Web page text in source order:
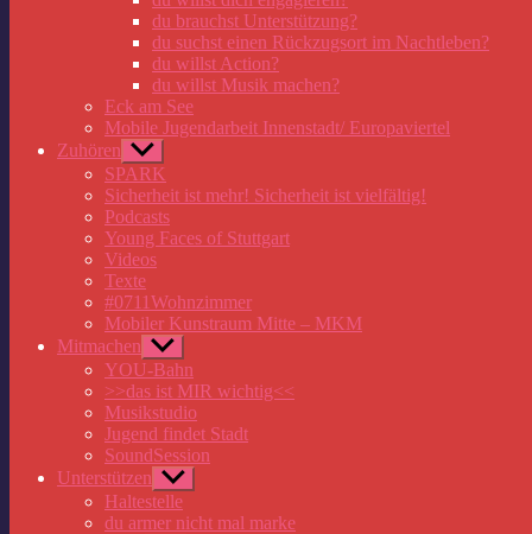
du brauchst Unterstützung?
du suchst einen Rückzugsort im Nachtleben?
du willst Action?
du willst Musik machen?
Eck am See
Mobile Jugendarbeit Innenstadt/ Europaviertel
Zuhören Untermenü
anzeigen
SPARK
Sicherheit ist mehr! Sicherheit ist vielfältig!
Podcasts
Young Faces of Stuttgart
Videos
Texte
#0711Wohnzimmer
Mobiler Kunstraum Mitte – MKM
Mitmachen Untermenü
anzeigen
YOU-Bahn
>>das ist MIR wichtig<<
Musikstudio
Jugend findet Stadt
SoundSession
Unterstützen Untermenü
anzeigen
Haltestelle
du armer nicht mal marke